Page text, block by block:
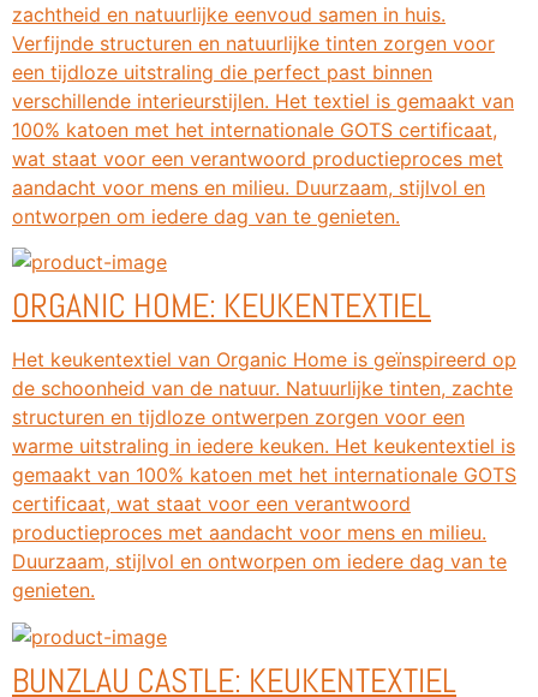
zachtheid en natuurlijke eenvoud samen in huis.
Verfijnde structuren en natuurlijke tinten zorgen voor
een tijdloze uitstraling die perfect past binnen
verschillende interieurstijlen. Het textiel is gemaakt van
100% katoen met het internationale GOTS certificaat,
wat staat voor een verantwoord productieproces met
aandacht voor mens en milieu. Duurzaam, stijlvol en
ontworpen om iedere dag van te genieten.
ORGANIC HOME: KEUKENTEXTIEL
Het keukentextiel van Organic Home is geïnspireerd op
de schoonheid van de natuur. Natuurlijke tinten, zachte
structuren en tijdloze ontwerpen zorgen voor een
warme uitstraling in iedere keuken. Het keukentextiel is
gemaakt van 100% katoen met het internationale GOTS
certificaat, wat staat voor een verantwoord
productieproces met aandacht voor mens en milieu.
Duurzaam, stijlvol en ontworpen om iedere dag van te
genieten.
BUNZLAU CASTLE: KEUKENTEXTIEL